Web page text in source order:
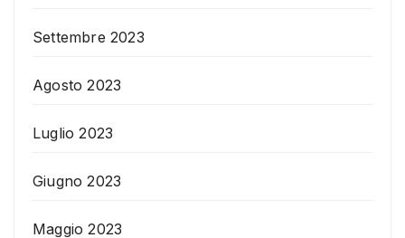
Settembre 2023
Agosto 2023
Luglio 2023
Giugno 2023
Maggio 2023